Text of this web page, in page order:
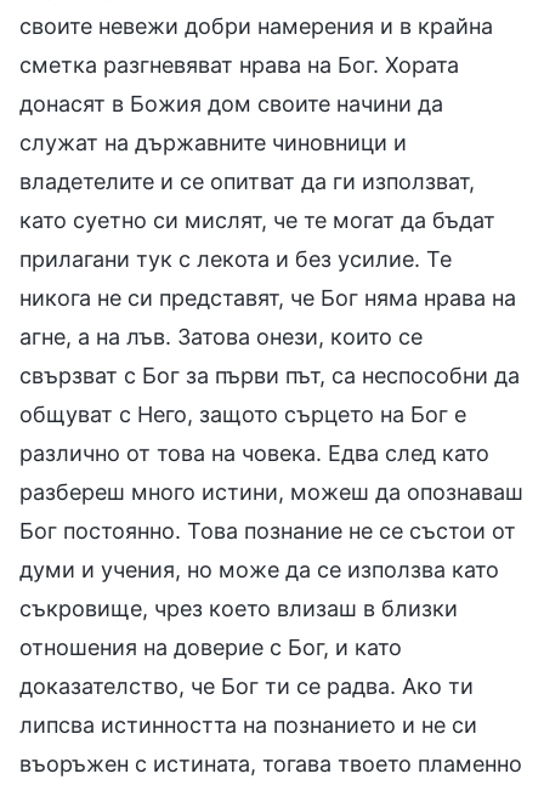
своите невежи добри намерения и в крайна
сметка разгневяват нрава на Бог. Хората
донасят в Божия дом своите начини да
служат на държавните чиновници и
владетелите и се опитват да ги използват,
като суетно си мислят, че те могат да бъдат
прилагани тук с лекота и без усилие. Те
никога не си представят, че Бог няма нрава на
агне, а на лъв. Затова онези, които се
свързват с Бог за първи път, са неспособни да
общуват с Него, защото сърцето на Бог е
различно от това на човека. Едва след като
разбереш много истини, можеш да опознаваш
Бог постоянно. Това познание не се състои от
думи и учения, но може да се използва като
съкровище, чрез което влизаш в близки
отношения на доверие с Бог, и като
доказателство, че Бог ти се радва. Ако ти
липсва истинността на познанието и не си
въоръжен с истината, тогава твоето пламенно